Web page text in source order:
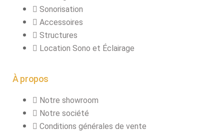
Sonorisation
Accessoires
Structures
Location Sono et Éclairage
À propos
Notre showroom
Notre société
Conditions générales de vente